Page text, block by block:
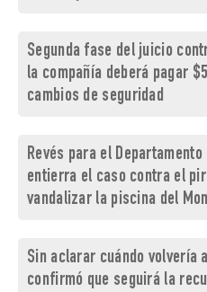
Segunda fase del juicio
la compañía deberá pagar
cambios de seguridad
Revés para el
entierra el caso contra el
vandalizar la piscina del
Sin aclarar cuándo volvería
confirmó que seguirá la